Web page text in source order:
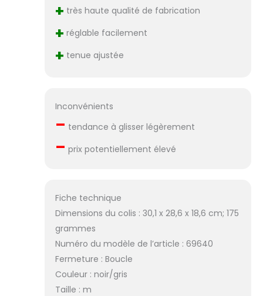
+ très haute qualité de fabrication
+ réglable facilement
+ tenue ajustée
Inconvénients
– tendance à glisser légèrement
– prix potentiellement élevé
Fiche technique
Dimensions du colis : 30,1 x 28,6 x 18,6 cm; 175
grammes
Numéro du modèle de l’article : 69640
Fermeture : Boucle
Couleur : noir/gris
Taille : m